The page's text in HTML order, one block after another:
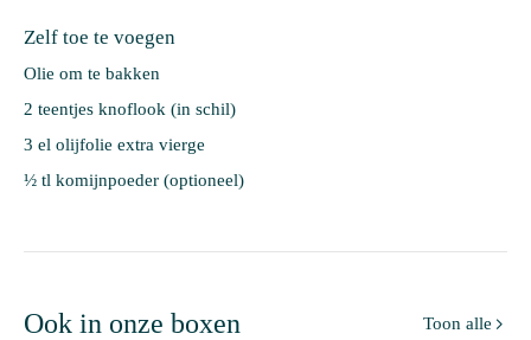
Zelf toe te voegen
Olie om te bakken
2 teentjes knoflook (in schil)
3 el olijfolie extra vierge
½ tl komijnpoeder (optioneel)
Ook in onze boxen Toon alle 